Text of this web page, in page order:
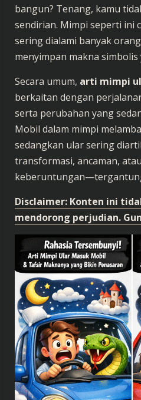
bangun? Tenang, kamu
sendirian. Mimpi seperti ini
sering dialami banyak
menyimpan makna simbolis
Secara umum, arti mimpi
berkaitan dengan
serta perubahan yang
Mobil dalam mimpi
sedangkan ular sering
transformasi, ancaman,
Disclaimer: Konten ini
mendorong perjudian.